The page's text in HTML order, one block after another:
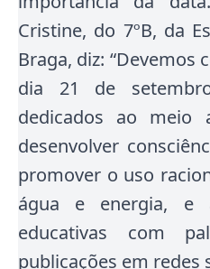
Cristine, do 7ºB, da
Braga, diz: “Devemos
dia 21 de
dedicados ao meio
desenvolver
promover o uso
água e energia, e
educativas com
publicações em redes